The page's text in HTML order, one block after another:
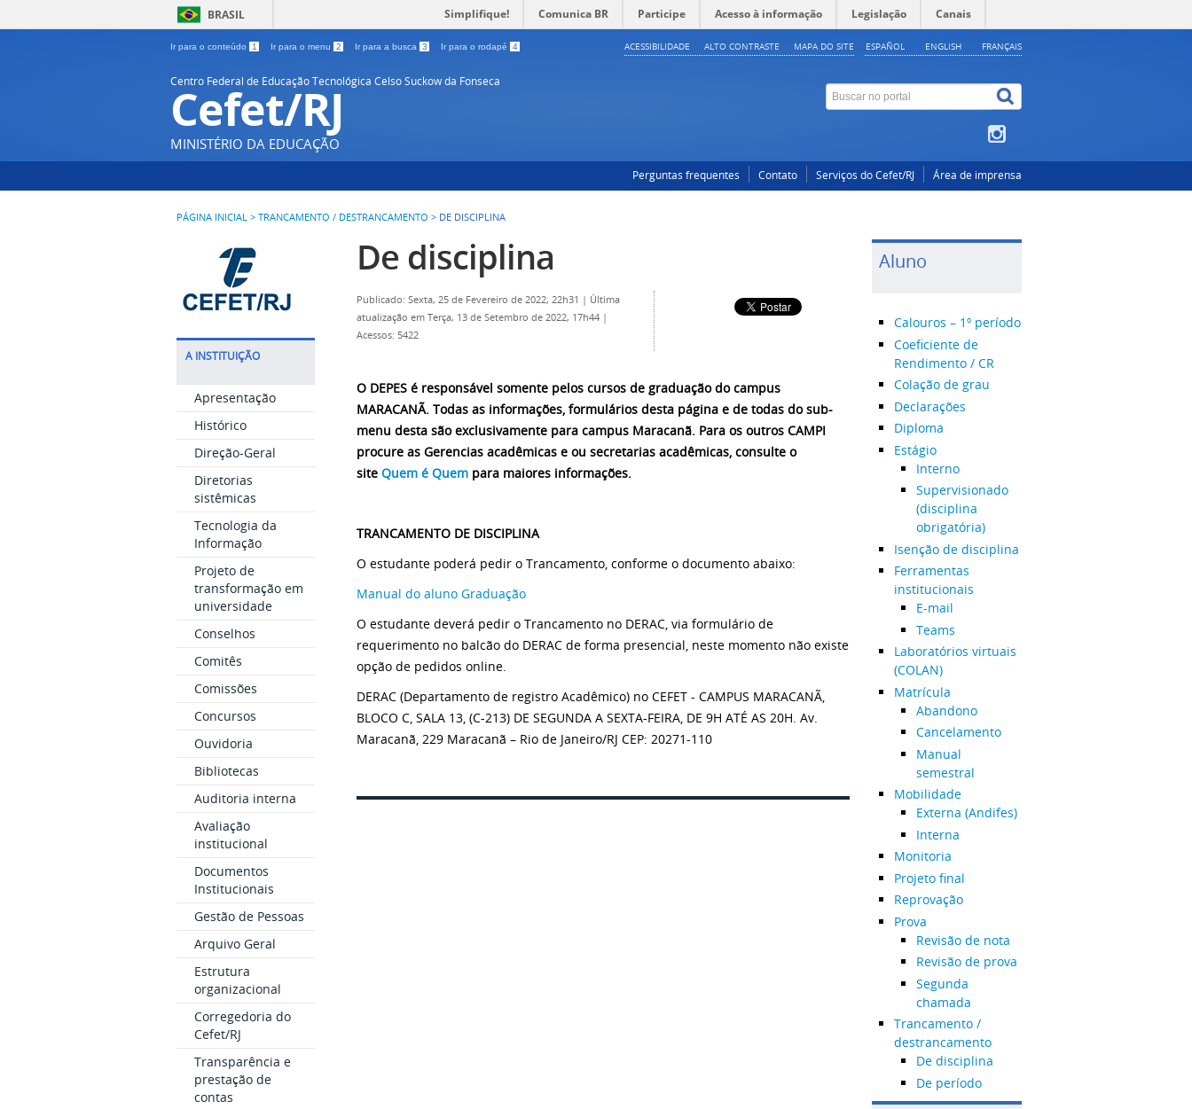
BRASIL Simplifique! Comunica BR Participe Acesso à informação Legislação Canais
Ir para o conteúdo 1 Ir para o menu 2 Ir para a busca 3 Ir para o rodapé 4 ESPAÑOL ENGLISH FRANÇAIS
ACESSIBILIDADE ALTO CONTRASTE MAPA DO SITE
Centro Federal de Educação Tecnológica Celso Suckow da Fonseca
Cefet/RJ
MINISTÉRIO DA EDUCAÇÃO
Perguntas frequentes Contato Serviços do Cefet/RJ Área de imprensa
PÁGINA INICIAL > TRANCAMENTO / DESTRANCAMENTO > DE DISCIPLINA
A INSTITUIÇÃO
Apresentação
Histórico
Direção-Geral
Diretorias
sistêmicas
Tecnologia da
Informação
Projeto de
transformação em
universidade
Conselhos
Comitês
Comissões
Concursos
Ouvidoria
Bibliotecas
Auditoria interna
Avaliação
institucional
Documentos
Institucionais
Gestão de Pessoas
Arquivo Geral
Estrutura
organizacional
Corregedoria do
Cefet/RJ
Transparência e
prestação de
contas
De disciplina
Publicado: Sexta, 25 de Fevereiro de 2022, 22h31 | Última
atualização em Terça, 13 de Setembro de 2022, 17h44 |
Acessos: 5422
O DEPES é responsável somente pelos cursos de graduação do campus
MARACANÃ. Todas as informações, formulários desta página e de todas do sub-
menu desta são exclusivamente para campus Maracanã. Para os outros CAMPI
procure as Gerencias acadêmicas e ou secretarias acadêmicas, consulte o
site Quem é Quem para maiores informações.
TRANCAMENTO DE DISCIPLINA
O estudante poderá pedir o Trancamento, conforme o documento abaixo:
Manual do aluno Graduação
O estudante deverá pedir o Trancamento no DERAC, via formulário de
requerimento no balcão do DERAC de forma presencial, neste momento não existe
opção de pedidos online.
DERAC (Departamento de registro Acadêmico) no CEFET - CAMPUS MARACANÃ,
BLOCO C, SALA 13, (C-213) DE SEGUNDA A SEXTA-FEIRA, DE 9H ATÉ AS 20H. Av.
Maracanã, 229 Maracanã – Rio de Janeiro/RJ CEP: 20271-110
Aluno
Calouros – 1º período
Coeficiente de
Rendimento / CR
Colação de grau
Declarações
Diploma
Estágio
Interno
Supervisionado
(disciplina
obrigatória)
Isenção de disciplina
Ferramentas
institucionais
E-mail
Teams
Laboratórios virtuais
(COLAN)
Matrícula
Abandono
Cancelamento
Manual
semestral
Mobilidade
Externa (Andifes)
Interna
Monitoria
Projeto final
Reprovação
Prova
Revisão de nota
Revisão de prova
Segunda
chamada
Trancamento /
destrancamento
De disciplina
De período